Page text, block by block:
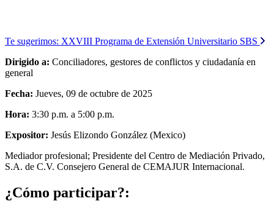
Te sugerimos: XXVIII Programa de Extensión Universitario SBS
Dirigido a: Conciliadores, gestores de conflictos y ciudadanía en
general
Fecha: Jueves, 09 de octubre de 2025
Hora: 3:30 p.m. a 5:00 p.m.
Expositor: Jesús Elizondo González (Mexico)
Mediador profesional; Presidente del Centro de Mediación Privado,
S.A. de C.V. Consejero General de CEMAJUR Internacional.
¿Cómo participar?: